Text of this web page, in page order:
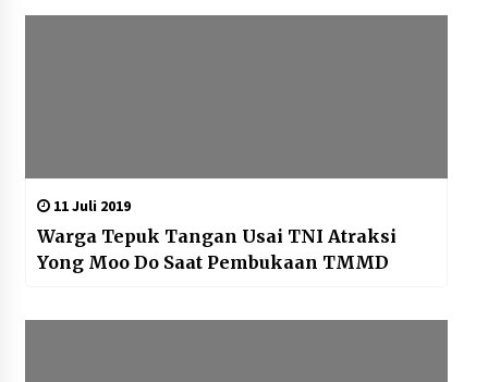
11 Juli 2019
Warga Tepuk Tangan Usai TNI Atraksi
Yong Moo Do Saat Pembukaan TMMD